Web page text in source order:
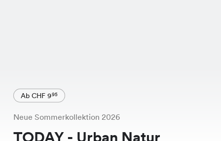
Ab CHF 995
Neue Sommerkollektion 2026
TODAY - Urban Natur